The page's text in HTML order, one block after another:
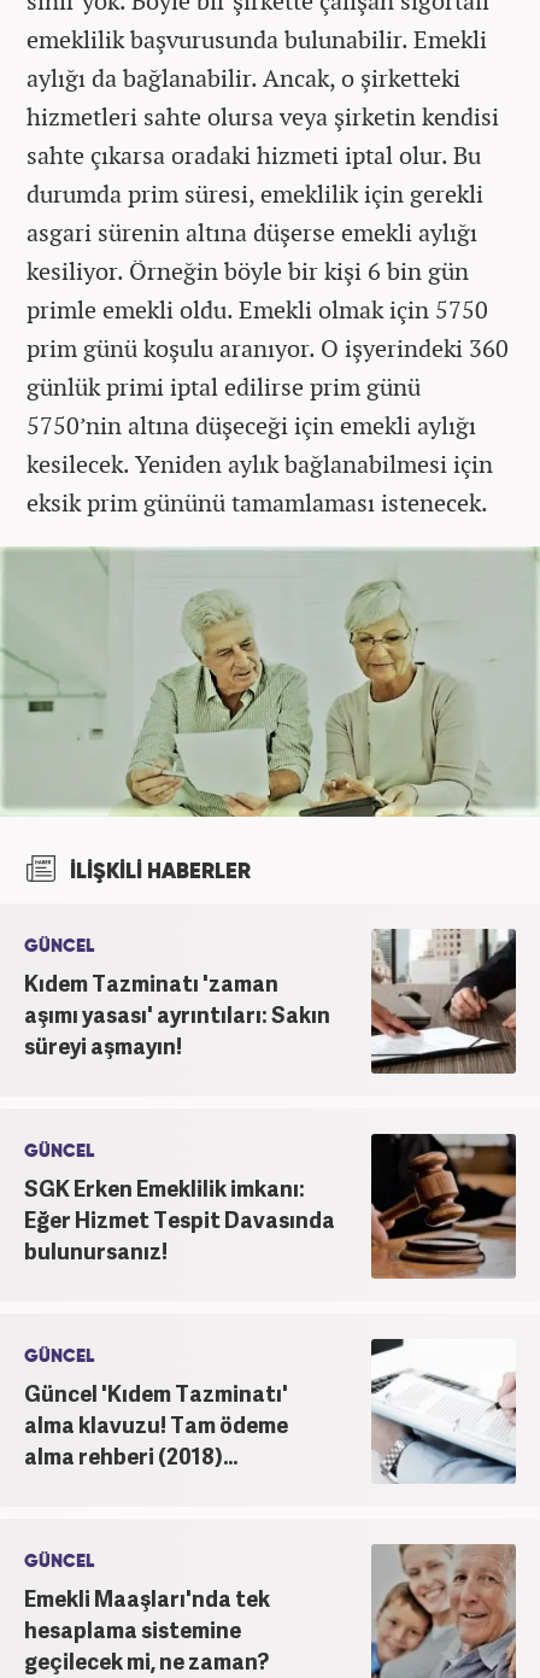
emeklilik başvurusunda bulunabilir. Emekli
aylığı da bağlanabilir. Ancak, o şirketteki
hizmetleri sahte olursa veya şirketin kendisi
sahte çıkarsa oradaki hizmeti iptal olur. Bu
durumda prim süresi, emeklilik için gerekli
asgari sürenin altına düşerse emekli aylığı
kesiliyor. Örneğin böyle bir kişi 6 bin gün
primle emekli oldu. Emekli olmak için 5750
prim günü koşulu aranıyor. O işyerindeki 360
günlük primi iptal edilirse prim günü
5750’nin altına düşeceği için emekli aylığı
kesilecek. Yeniden aylık bağlanabilmesi için
eksik prim gününü tamamlaması istenecek.
İLİŞKİLİ HABERLER
GÜNCEL
Kıdem Tazminatı 'zaman
aşımı yasası' ayrıntıları: Sakın
süreyi aşmayın!
GÜNCEL
SGK Erken Emeklilik imkanı:
Eğer Hizmet Tespit Davasında
bulunursanız!
GÜNCEL
Güncel 'Kıdem Tazminatı'
alma klavuzu! Tam ödeme
alma rehberi (2018)...
GÜNCEL
Emekli Maaşları'nda tek
hesaplama sistemine
geçilecek mi, ne zaman?